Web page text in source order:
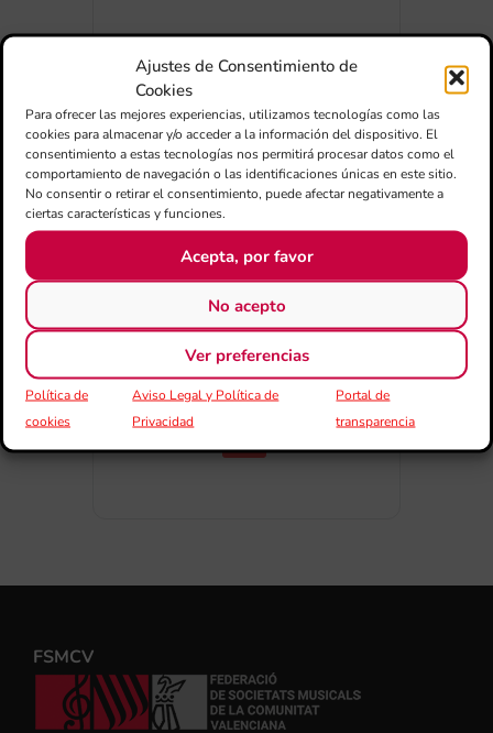
Ajustes de Consentimiento de
Cookies
Para ofrecer las mejores experiencias, utilizamos tecnologías como las
cookies para almacenar y/o acceder a la información del dispositivo. El
consentimiento a estas tecnologías nos permitirá procesar datos como el
comportamiento de navegación o las identificaciones únicas en este sitio.
No consentir o retirar el consentimiento, puede afectar negativamente a
ciertas características y funciones.
Acepta, por favor
No acepto
Ver preferencias
Política de
cookies
Aviso Legal y Política de
Privacidad
Portal de
transparencia
34
DIAS
7
HORAS
5
MINUTOS
33
SEGUNDOS
FSMCV